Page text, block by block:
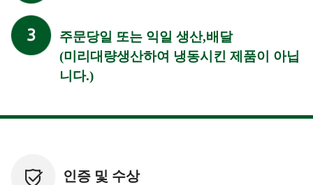
주문당일 또는 익일 생산,배달
(미리대량생산하여 냉동시킨 제품이 아닙
니다.)
인증 및 수상